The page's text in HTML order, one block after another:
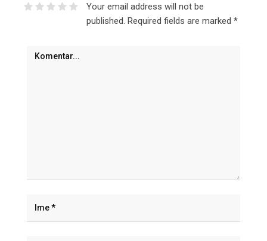
Your email address will not be
published. Required fields are marked *